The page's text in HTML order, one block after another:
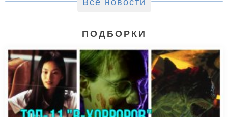
Все новости
ПОДБОРКИ